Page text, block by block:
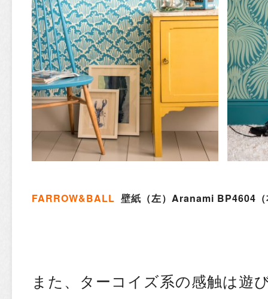
FARROW&BALL 壁紙 （左）Aranami BP4604
また、ターコイズ系の感触は遊